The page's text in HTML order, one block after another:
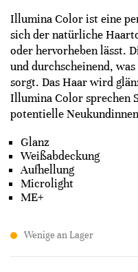
Illumina Color ist eine
sich der natürliche
oder hervorheben lässt.
und durchscheinend,
sorgt. Das Haar wird
Illumina Color sprechen
potentielle
Glanz
Weißabdeckung
Aufhellung
Microlight
ME+
Wenige an Lager